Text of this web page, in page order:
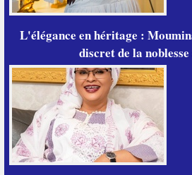
L'élégance en héritage :
discret de la